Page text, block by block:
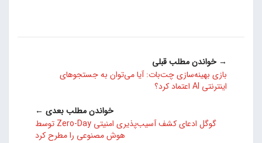
→ خواندن مطلب قبلی
بازی بهینه‌سازی چت‌بات: آیا می‌توان به جستجوهای
اینترنتی AI اعتماد کرد؟
خواندن مطلب بعدی ←
گوگل ادعای کشف آسیب‌پذیری امنیتی Zero-Day توسط
هوش مصنوعی را مطرح کرد